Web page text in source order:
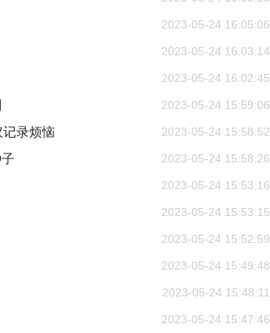
2023-05-24 16:05:06
2023-05-24 16:03:14
2023-05-24 16:02:45
2023-05-24 15:59:06
2023-05-24 15:58:52
记录烦恼
2023-05-24 15:58:26
2023-05-24 15:53:16
2023-05-24 15:53:15
2023-05-24 15:52:59
2023-05-24 15:49:48
2023-05-24 15:48:11
2023-05-24 15:47:46